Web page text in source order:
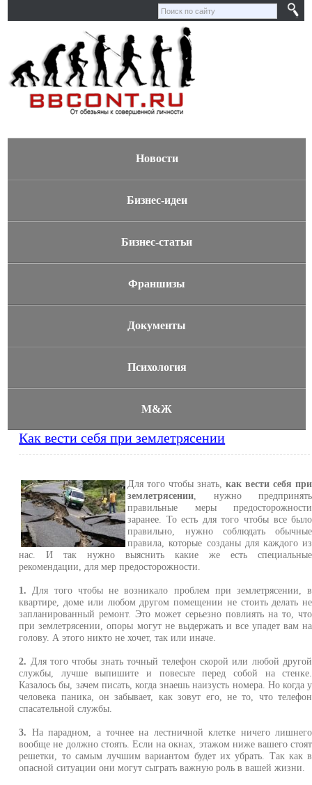
Новости
Бизнес-идеи
Бизнес-статьи
Франшизы
Документы
Психология
М&Ж
Как вести себя при землетрясении
Для того чтобы знать,как вести себя при
землетрясении , нужно предпринять
правильные меры предосторожности
заранее. То есть для того чтобы все было
правильно, нужно соблюдать обычные
правила, которые созданы для каждого из
нас. И так нужно выяснить какие же есть специальные
рекомендации, для мер предосторожности.
1. Для того чтобы не возникало проблем при землетрясении, в
квартире, доме или любом другом помещении не стоить делать не
запланированный ремонт. Это может серьезно повлиять на то, что
при землетрясении, опоры могут не выдержать и все упадет вам на
голову. А этого никто не хочет, так или иначе.
2. Для того чтобы знать точный телефон скорой или любой другой
службы, лучше выпишите и повесьте перед собой на стенке.
Казалось бы, зачем писать, когда знаешь наизусть номера. Но когда у
человека паника, он забывает, как зовут его, не то, что телефон
спасательной службы.
3. На парадном, а точнее на лестничной клетке ничего лишнего
вообще не должно стоять. Если на окнах, этажом ниже вашего стоят
решетки, то самым лучшим вариантом будет их убрать. Так как в
опасной ситуации они могут сыграть важную роль в вашей жизни.